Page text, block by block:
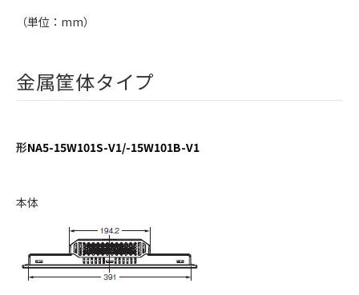
（単位：mm）
金属筐体タイプ
形NA5-15W101S-V1/-15W101B-V1
本体